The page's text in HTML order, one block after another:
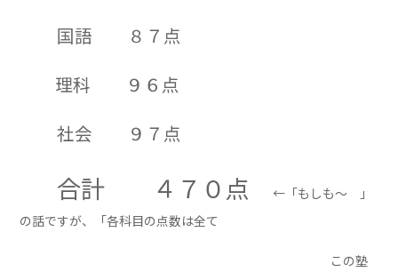
国語 ８７点
理科 ９６点
社会 ９７点
合計 ４７０点←「もしも～ 」
の話ですが、「各科目の点数は全て
この塾